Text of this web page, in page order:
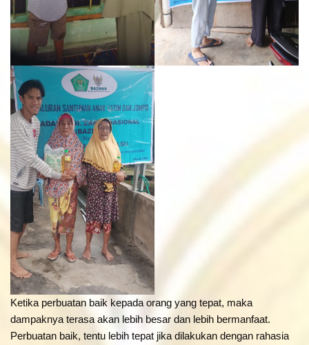
Ketika perbuatan baik kepada orang yang tepat, maka
dampaknya terasa akan lebih besar dan lebih bermanfaat.
Perbuatan baik, tentu lebih tepat jika dilakukan dengan rahasia